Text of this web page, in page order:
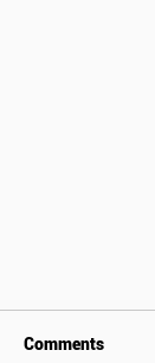
Comments